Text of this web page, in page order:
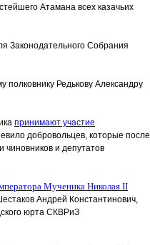
Атамана всех казачьих
Законодательного Собрания
полковнику Редькову Александру
принимают участие
добровольцев, которые после
чиновников и депутатов
Мученика Николая II
Андрей Константинович,
юрта СКВРиЗ